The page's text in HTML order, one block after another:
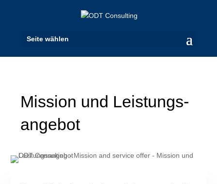
Seite wählen
Mission und Leistungs­
angebot